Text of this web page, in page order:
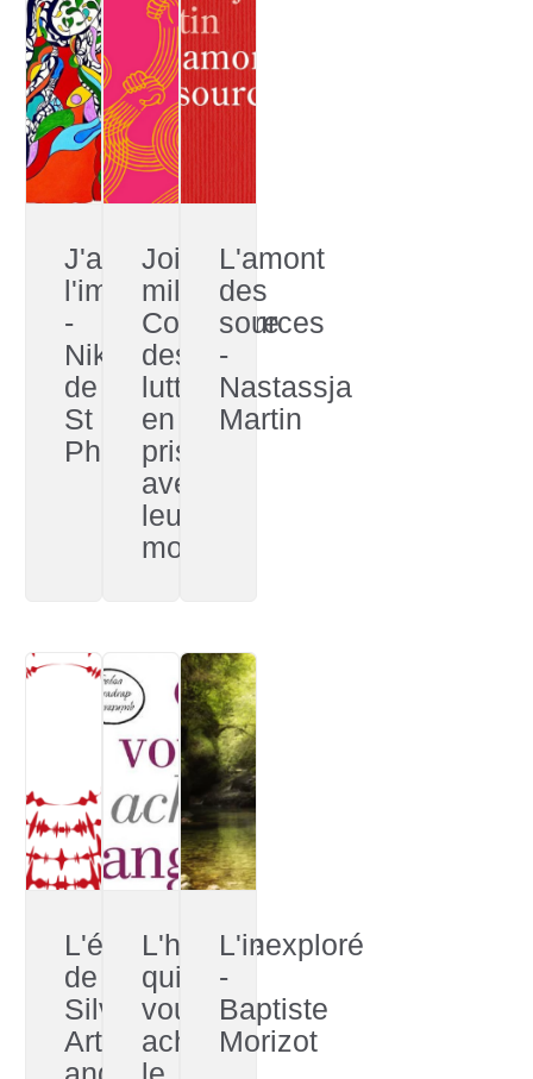
J'aime
l'imperfection
-
Niki
de
St
Phalle
Joie
militante
Construire
des
luttes
en
prise
avec
leurs
mondes
L'amont
des
sources
-
Nastassja
Martin
L'émergence
de
Silvarea
Art
L'homme
qui
voulait
acheter
L'inexploré
-
Baptiste
Morizot